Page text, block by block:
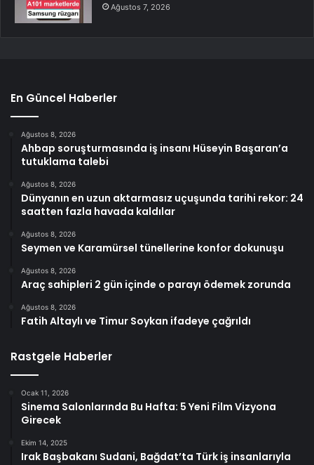
Ağustos 7, 2026
En Güncel Haberler
Ağustos 8, 2026
Ahbap soruşturmasında iş insanı Hüseyin Başaran’a
tutuklama talebi
Ağustos 8, 2026
Dünyanın en uzun aktarmasız uçuşunda tarihi rekor: 24
saatten fazla havada kaldılar
Ağustos 8, 2026
Seymen ve Karamürsel tünellerine konfor dokunuşu
Ağustos 8, 2026
Araç sahipleri 2 gün içinde o parayı ödemek zorunda
Ağustos 8, 2026
Fatih Altaylı ve Timur Soykan ifadeye çağrıldı
Rastgele Haberler
Ocak 11, 2026
Sinema Salonlarında Bu Hafta: 5 Yeni Film Vizyona
Girecek
Ekim 14, 2025
Irak Başbakanı Sudani, Bağdat’ta Türk iş insanlarıyla